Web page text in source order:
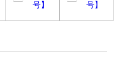
号】
号】